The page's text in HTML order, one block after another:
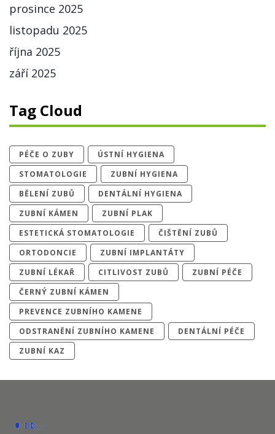
prosince 2025
listopadu 2025
října 2025
září 2025
Tag Cloud
PÉČE O ZUBY
ÚSTNÍ HYGIENA
STOMATOLOGIE
ZUBNÍ HYGIENA
BĚLENÍ ZUBŮ
DENTÁLNÍ HYGIENA
ZUBNÍ KÁMEN
ZUBNÍ PLAK
ESTETICKÁ STOMATOLOGIE
ČIŠTĚNÍ ZUBŮ
ORTODONCIE
ZUBNÍ IMPLANTÁTY
ZUBNÍ LÉKAŘ
CITLIVOST ZUBŮ
ZUBNÍ PÉČE
ČERNÝ ZUBNÍ KÁMEN
PREVENCE ZUBNÍHO KAMENE
ODSTRANĚNÍ ZUBNÍHO KAMENE
DENTÁLNÍ PÉČE
ZUBNÍ KAZ